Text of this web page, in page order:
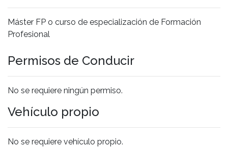
Máster FP o curso de especialización de Formación
Profesional
Permisos de Conducir
No se requiere ningún permiso.
Vehículo propio
No se requiere vehículo propio.